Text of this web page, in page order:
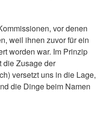
vor denen
weil ihnen zuvor für ein
worden war. Im Prinzip
die Zusage der
versetzt uns in die Lage,
die Dinge beim Namen